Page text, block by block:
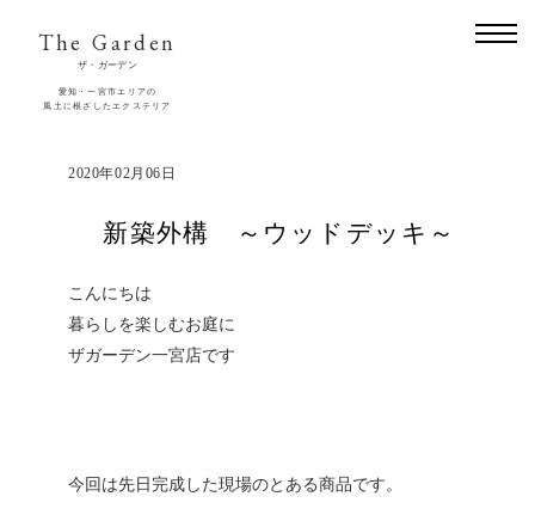
The Garden
ザ・ガーデン
愛知・一宮市エリアの
風土に根ざしたエクステリア
2020年02月06日
新築外構 ～ウッドデッキ～
こんにちは
暮らしを楽しむお庭に
ザガーデン一宮店です
今回は先日完成した現場のとある商品です。